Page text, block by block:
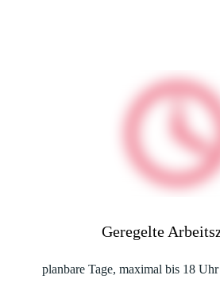
Geregelte
planbare Tage, maximal bis 18